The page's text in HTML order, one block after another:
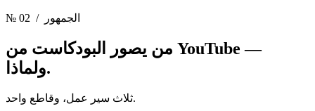
№ 02 / الجمهور
من يصور البودكاست من YouTube—
ولماذا.
ثلاث سير عمل، وقاطع واحد.